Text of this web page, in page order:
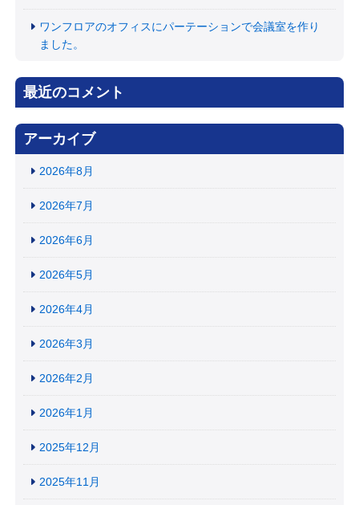
ワンフロアのオフィスにパーテーションで会議室を作り
ました。
最近のコメント
アーカイブ
2026年8月
2026年7月
2026年6月
2026年5月
2026年4月
2026年3月
2026年2月
2026年1月
2025年12月
2025年11月